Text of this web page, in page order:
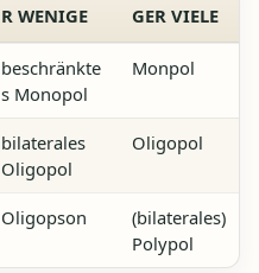
R WENIGE
GER VIELE
beschränkte
s Monopol
Monpol
bilaterales
Oligopol
Oligopol
Oligopson
(bilaterales)
Polypol